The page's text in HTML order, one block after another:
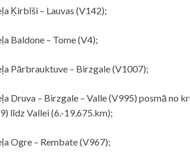
Ķirbīši – Lauvas (V142);
Baldone – Tome (V4);
Pārbrauktuve – Birzgale (V1007);
Druva – Birzgale – Valle (V995) posmā no
līdz Vallei (6.-19,675.km);
Ogre – Rembate (V967);